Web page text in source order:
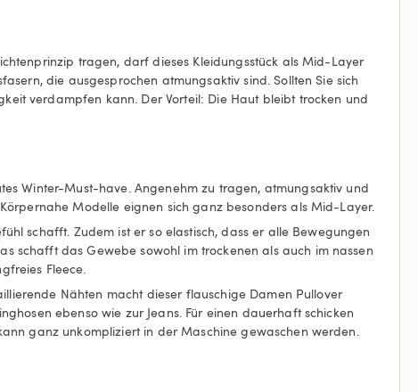
tragen, darf dieses Kleidungsstück als Mid-Layer
die ausgesprochen atmungsaktiv sind. Sollten Sie sich
verdampfen kann. Der Vorteil: Die Haut bleibt trocken und
Winter-Must-have. Angenehm zu tragen, atmungsaktiv und
Modelle eignen sich ganz besonders als Mid-Layer.
schafft. Zudem ist er so elastisch, dass er alle Bewegungen
schafft das Gewebe sowohl im trockenen als auch im nassen
Fleece.
Nähten macht dieser flauschige Damen Pullover
ebenso wie zur Jeans. Für einen dauerhaft schicken
ganz unkompliziert in der Maschine gewaschen werden.